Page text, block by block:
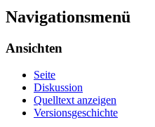
Navigationsmenü
Ansichten
Seite
Diskussion
Quelltext anzeigen
Versionsgeschichte